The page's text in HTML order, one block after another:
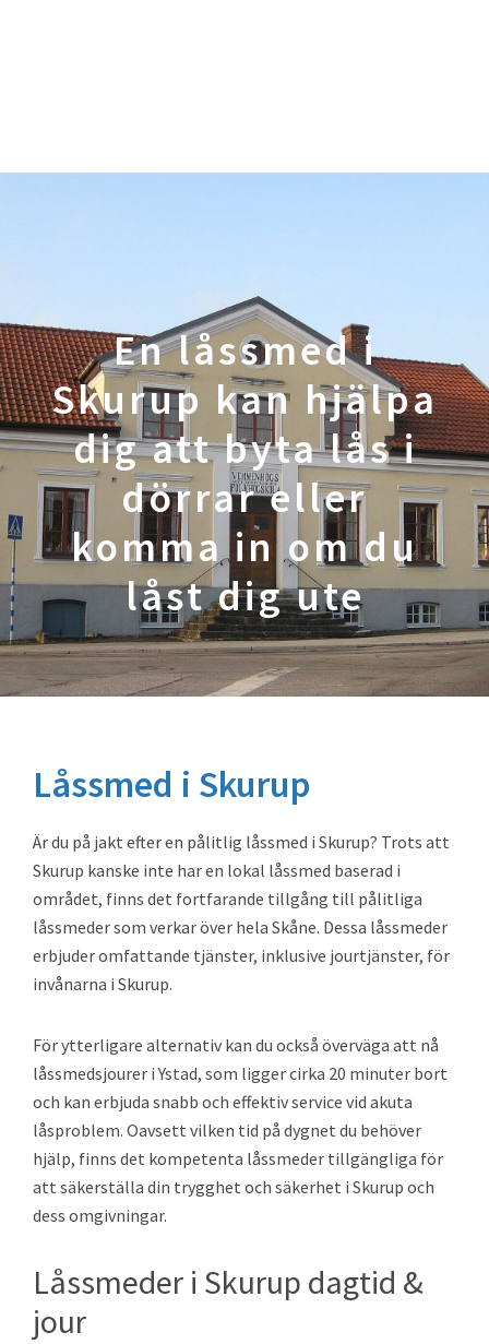
En låssmed i
Skurup kan hjälpa
dig att byta lås i
dörrar eller
komma in om du
låst dig ute
Låssmed i Skurup
Är du på jakt efter en pålitlig låssmed i Skurup? Trots att
Skurup kanske inte har en lokal låssmed baserad i
området, finns det fortfarande tillgång till pålitliga
låssmeder som verkar över hela Skåne. Dessa låssmeder
erbjuder omfattande tjänster, inklusive jourtjänster, för
invånarna i Skurup.
För ytterligare alternativ kan du också överväga att nå
låssmedsjourer i Ystad, som ligger cirka 20 minuter bort
och kan erbjuda snabb och effektiv service vid akuta
låsproblem. Oavsett vilken tid på dygnet du behöver
hjälp, finns det kompetenta låssmeder tillgängliga för
att säkerställa din trygghet och säkerhet i Skurup och
dess omgivningar.
Låssmeder i Skurup dagtid &
jour